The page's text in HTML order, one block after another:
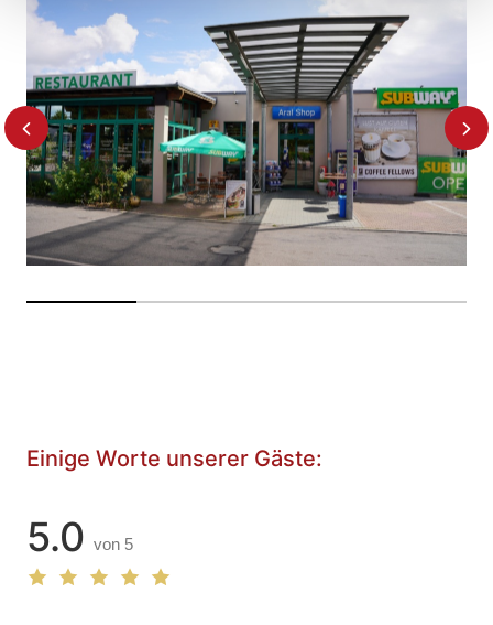
gesammelt haben.
Einige Worte unserer Gäste:
5.0 von 5